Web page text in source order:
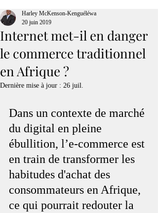
Internet met-il en danger
le commerce traditionnel
en Afrique ?
Harley McKenson-Kenguéléwa
20 juin 2019
Dernière mise à jour : 26 juil.
Dans un contexte de marché
du digital en pleine
ébullition, l’e-commerce est
en train de transformer les
habitudes d'achat des
consommateurs en Afrique,
ce qui pourrait redouter la